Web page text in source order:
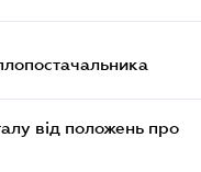
від положень про